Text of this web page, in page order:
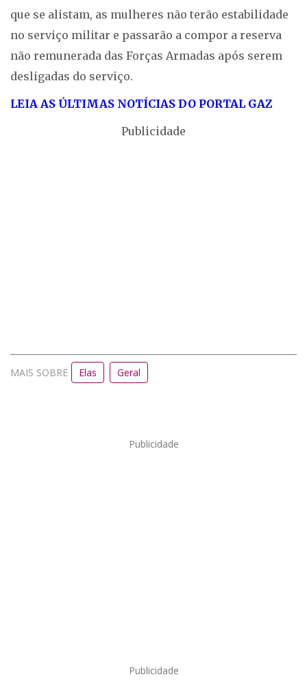
que se alistam, as mulheres não terão estabilidade
no serviço militar e passarão a compor a reserva
não remunerada das Forças Armadas após serem
desligadas do serviço.
LEIA AS ÚLTIMAS NOTÍCIAS DO PORTAL GAZ
Publicidade
MAIS SOBRE Elas Geral
Publicidade
Publicidade